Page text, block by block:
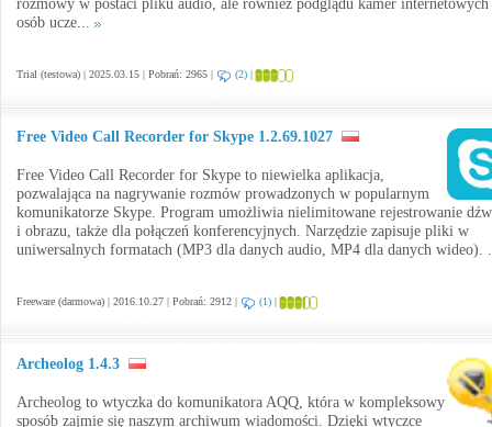
rozmowy w postaci pliku audio, ale również podglądu kamer internetowych
osób ucze...
Trial (testowa) | 2025.03.15 | Pobrań: 2965 | (2) |
Free Video Call Recorder for Skype 1.2.69.1027
Free Video Call Recorder for Skype to niewielka aplikacja,
pozwalająca na nagrywanie rozmów prowadzonych w popularnym
komunikatorze Skype. Program umożliwia nielimitowane rejestrowanie
i obrazu, także dla połączeń konferencyjnych. Narzędzie zapisuje pliki w
uniwersalnych formatach (MP3 dla danych audio, MP4 dla danych wideo).
Freeware (darmowa) | 2016.10.27 | Pobrań: 2912 | (1) |
Archeolog 1.4.3
Archeolog to wtyczka do komunikatora AQQ, która w kompleksowy
sposób zajmie się naszym archiwum wiadomości. Dzięki wtyczce